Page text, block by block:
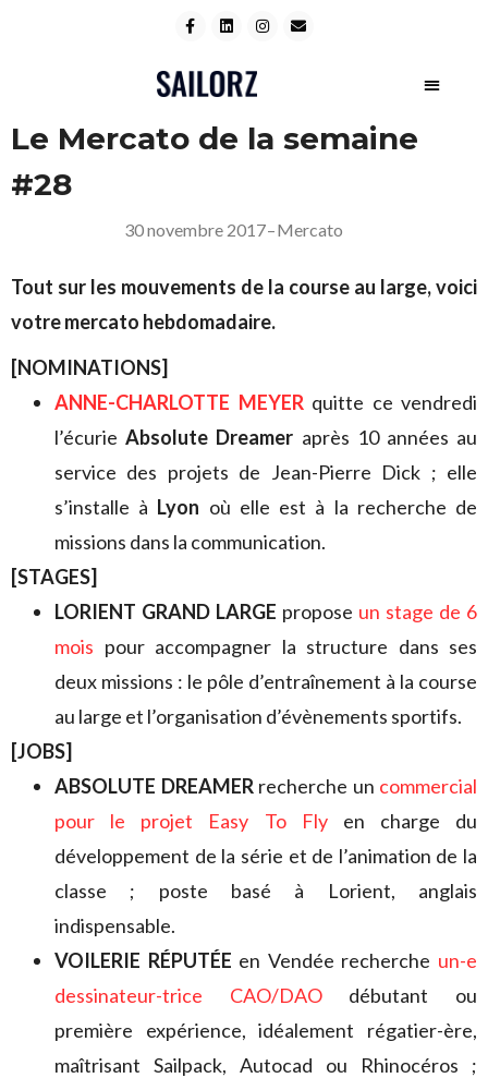
Le Mercato de la semaine
#28
30 novembre 2017–Mercato
Tout sur les mouvements de la course au large, voici
votre mercato hebdomadaire.
[NOMINATIONS]
ANNE-CHARLOTTE MEYERquitte ce vendredi
l’écurieAbsolute Dreamer après 10 années au
service des projets de Jean-Pierre Dick ; elle
s’installe à Lyon où elle est à la recherche de
missions dans la communication.
[STAGES]
LORIENT GRAND LARGE propose un stage de 6
mois pour accompagner la structure dans ses
deux missions : le pôle d’entraînement à la course
au large et l’organisation d’évènements sportifs.
[JOBS]
ABSOLUTE DREAMERrecherche un commercial
pour le projet Easy To Flyen charge du
développement de la série et de l’animation de la
classe ; poste basé à Lorient, anglais
indispensable.
VOILERIE RÉPUTÉE en Vendée recherche un-e
dessinateur-trice CAO/DAOdébutant ou
première expérience, idéalement régatier-ère,
maîtrisant Sailpack, Autocad ou Rhinocéros ;